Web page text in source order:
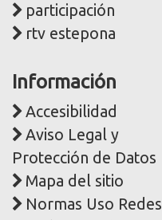
participación
rtv estepona
Información
Accesibilidad
Aviso Legal y
Protección de Datos
Mapa del sitio
Normas Uso Redes